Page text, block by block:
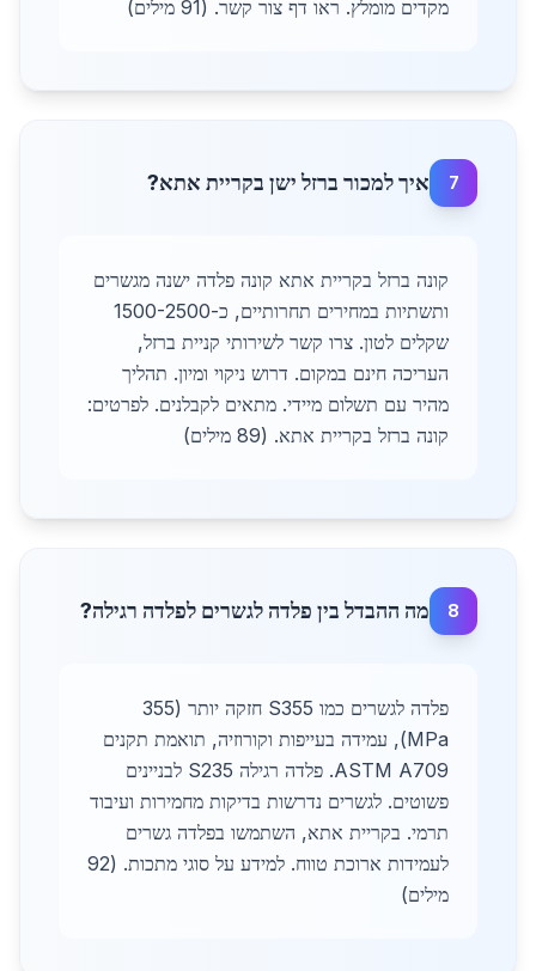
מקדים מומלץ. ראו דף צור קשר. (91 מילים)
7 איך למכור ברזל ישן בקריית אתא?
קונה ברזל בקריית אתא קונה פלדה ישנה מגשרים
ותשתיות במחירים תחרותיים, כ-1500-2500
שקלים לטון. צרו קשר לשירותי קניית ברזל,
העריכה חינם במקום. דרוש ניקוי ומיון. תהליך
מהיר עם תשלום מיידי. מתאים לקבלנים. לפרטים:
קונה ברזל בקריית אתא. (89 מילים)
8 מה ההבדל בין פלדה לגשרים לפלדה רגילה?
פלדה לגשרים כמו S355 חזקה יותר (355
MPa), עמידה בעייפות וקורוזיה, תואמת תקנים
ASTM A709. פלדה רגילה S235 לבניינים
פשוטים. לגשרים נדרשות בדיקות מחמירות ועיבוד
תרמי. בקריית אתא, השתמשו בפלדה גשרים
לעמידות ארוכת טווח. למידע על סוגי מתכות. (92
מילים)